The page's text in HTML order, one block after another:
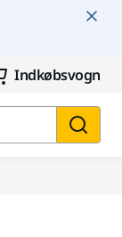
Indkøbsvogn